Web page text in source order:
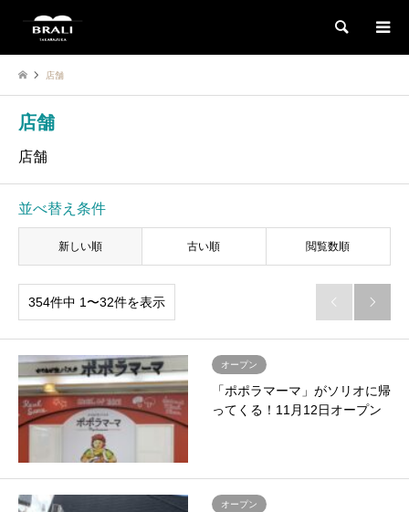
検索
店舗
店舗
店舗
並べ替え条件
新しい順 古い順 閲覧数順
354件中 1〜32件を表示  
オープン
「ポポラマーマ」がソリオに帰
ってくる！11月12日オープン
オープン